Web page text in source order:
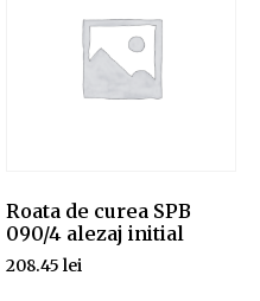
Roata de curea SPB
090/4 alezaj initial
208.45 lei